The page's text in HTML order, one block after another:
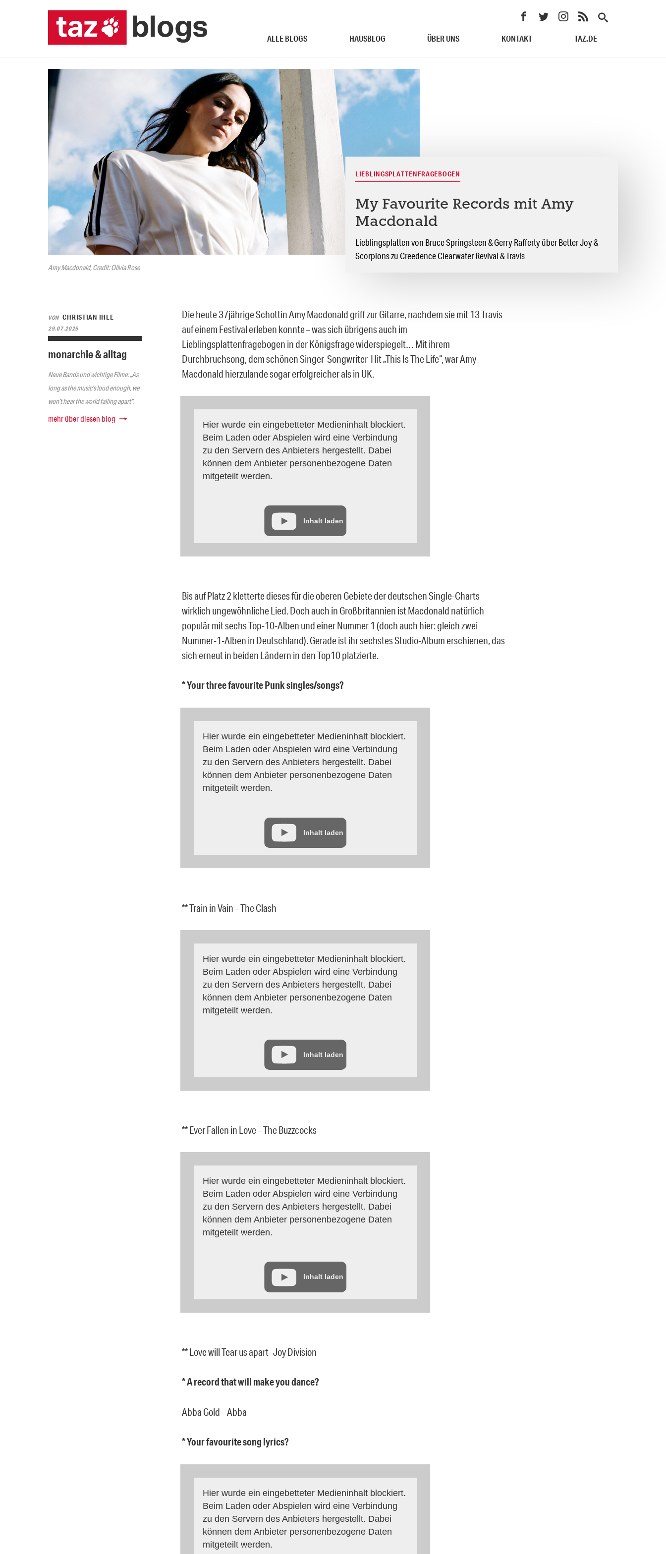
ALLE BLOGS HAUSBLOG ÜBER UNS KONTAKT TAZ.DE
Amy Macdonald, Credit: Olivia Rose
LIEBLINGSPLATTENFRAGEBOGEN
My Favourite Records mit Amy
Macdonald
Lieblingsplatten von Bruce Springsteen & Gerry Rafferty über Better Joy &
Scorpions zu Creedence Clearwater Revival & Travis
VON CHRISTIAN IHLE
29.07.2025
monarchie & alltag
Neue Bands und wichtige Filme: „As
long as the music’s loud enough, we
won’t hear the world falling apart“.
mehr über diesen blog
Die heute 37jährige Schottin Amy Macdonald griff zur Gitarre, nachdem sie mit 13 Travis
auf einem Festival erleben konnte – was sich übrigens auch im
Lieblingsplattenfragebogen in der Königsfrage widerspiegelt… Mit ihrem
Durchbruchsong, dem schönen Singer-Songwriter-Hit „This Is The Life“, war Amy
Macdonald hierzulande sogar erfolgreicher als in UK.
Hier wurde ein eingebetteter Medieninhalt blockiert.
Beim Laden oder Abspielen wird eine Verbindung
zu den Servern des Anbieters hergestellt. Dabei
können dem Anbieter personenbezogene Daten
mitgeteilt werden.
Inhalt laden
Bis auf Platz 2 kletterte dieses für die oberen Gebiete der deutschen Single-Charts
wirklich ungewöhnliche Lied. Doch auch in Großbritannien ist Macdonald natürlich
populär mit sechs Top-10-Alben und einer Nummer 1 (doch auch hier: gleich zwei
Nummer-1-Alben in Deutschland). Gerade ist ihr sechstes Studio-Album erschienen, das
sich erneut in beiden Ländern in den Top10 platzierte.
* Your three favourite Punk singles/songs?
Hier wurde ein eingebetteter Medieninhalt blockiert.
Beim Laden oder Abspielen wird eine Verbindung
zu den Servern des Anbieters hergestellt. Dabei
können dem Anbieter personenbezogene Daten
mitgeteilt werden.
Inhalt laden
** Train in Vain – The Clash
Hier wurde ein eingebetteter Medieninhalt blockiert.
Beim Laden oder Abspielen wird eine Verbindung
zu den Servern des Anbieters hergestellt. Dabei
können dem Anbieter personenbezogene Daten
mitgeteilt werden.
Inhalt laden
** Ever Fallen in Love – The Buzzcocks
Hier wurde ein eingebetteter Medieninhalt blockiert.
Beim Laden oder Abspielen wird eine Verbindung
zu den Servern des Anbieters hergestellt. Dabei
können dem Anbieter personenbezogene Daten
mitgeteilt werden.
Inhalt laden
** Love will Tear us apart- Joy Division
* A record that will make you dance?
Abba Gold – Abba
* Your favourite song lyrics?
Hier wurde ein eingebetteter Medieninhalt blockiert.
Beim Laden oder Abspielen wird eine Verbindung
zu den Servern des Anbieters hergestellt. Dabei
können dem Anbieter personenbezogene Daten
mitgeteilt werden.